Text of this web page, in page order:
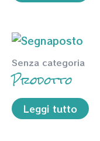
Senza categoria
Prodotto
Leggi tutto